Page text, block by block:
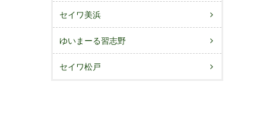
セイワ美浜
ゆいまーる習志野
セイワ松戸